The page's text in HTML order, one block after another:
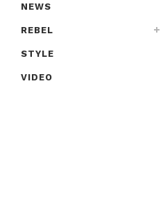
NEWS
REBEL
STYLE
VIDEO